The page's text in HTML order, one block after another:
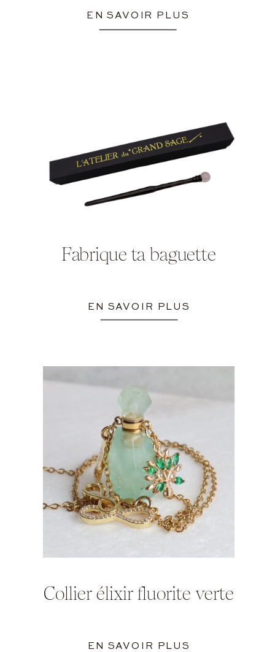
EN SAVOIR PLUS
EN SAVOIR PLUS
Collier élixir fluorite verte
EN SAVOIR PLUS
Fabrique ta baguette